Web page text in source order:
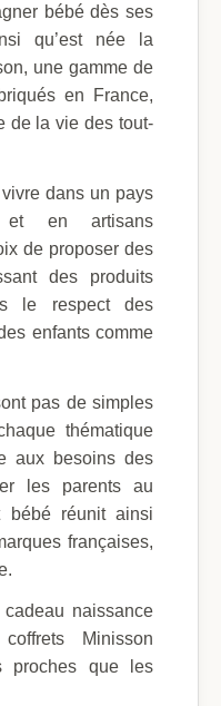
bébé dès ses
qu’est née la
une gamme de
en France,
de la vie des tout-
dans un pays
et en artisans
de proposer des
des produits
le respect des
enfants comme
pas de simples
thématique
aux besoins des
les parents au
bébé réunit ainsi
françaises,
naissance
Minisson
proches que les